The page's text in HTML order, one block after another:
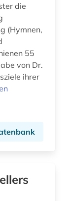
(1)
die
(Hymnen,
55
von Dr.
ihrer